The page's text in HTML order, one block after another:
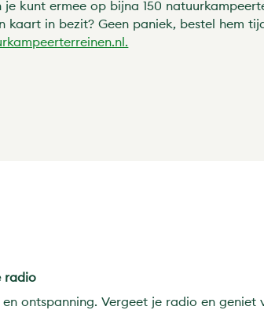
je kunt ermee op bijna 150
kaart in bezit? Geen paniek, bestel hem
radio
ontspanning. Vergeet je radio en geniet